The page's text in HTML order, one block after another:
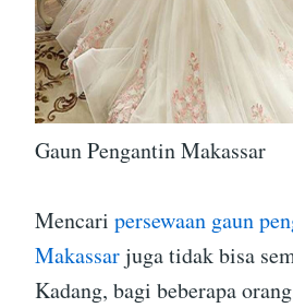
Gaun Pengantin Makassar
Mencari persewaan gaun
Makassarjuga tidak bisa
Kadang, bagi beberapa